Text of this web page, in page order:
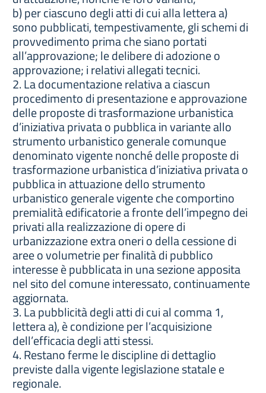
b) per ciascuno degli atti di cui alla lettera a)
sono pubblicati, tempestivamente, gli schemi di
provvedimento prima che siano portati
all’approvazione; le delibere di adozione o
approvazione; i relativi allegati tecnici.
2. La documentazione relativa a ciascun
procedimento di presentazione e approvazione
delle proposte di trasformazione urbanistica
d’iniziativa privata o pubblica in variante allo
strumento urbanistico generale comunque
denominato vigente nonché delle proposte di
trasformazione urbanistica d’iniziativa privata o
pubblica in attuazione dello strumento
urbanistico generale vigente che comportino
premialità edificatorie a fronte dell’impegno dei
privati alla realizzazione di opere di
urbanizzazione extra oneri o della cessione di
aree o volumetrie per finalità di pubblico
interesse è pubblicata in una sezione apposita
nel sito del comune interessato, continuamente
aggiornata.
3. La pubblicità degli atti di cui al comma 1,
lettera a), è condizione per l’acquisizione
dell’efficacia degli atti stessi.
4. Restano ferme le discipline di dettaglio
previste dalla vigente legislazione statale e
regionale.